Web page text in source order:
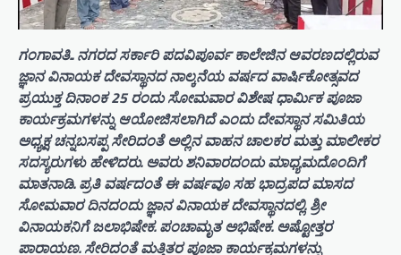
ಗಂಗಾವತಿ.. ನಗರದ ಸರ್ಕಾರಿ ಪದವಿಪೂರ್ವ ಕಾಲೇಜಿನ ಆವರಣದಲ್ಲಿರುವ
ಜ್ಞಾನ ವಿನಾಯಕ ದೇವಸ್ಥಾನದ ನಾಲ್ಕನೆಯ ವರ್ಷದ ವಾರ್ಷಿಕೋತ್ಸವದ
ಪ್ರಯುಕ್ತ ದಿನಾಂಕ 25 ರಂದು ಸೋಮವಾರ ವಿಶೇಷ ಧಾರ್ಮಿಕ ಪೂಜಾ
ಕಾರ್ಯಕ್ರಮಗಳನ್ನು ಆಯೋಜಿಸಲಾಗಿದೆ ಎಂದು ದೇವಸ್ಥಾನ ಸಮಿತಿಯ
ಅಧ್ಯಕ್ಷ ಚನ್ನಬಸಪ್ಪ ಸೇರಿದಂತೆ ಅಲ್ಲಿನ ವಾಹನ ಚಾಲಕರ ಮತ್ತು ಮಾಲೀಕರ
ಸದಸ್ಯರುಗಳು ಹೇಳಿದರು. ಅವರು ಶನಿವಾರದಂದು ಮಾಧ್ಯಮದೊಂದಿಗೆ
ಮಾತನಾಡಿ. ಪ್ರತಿ ವರ್ಷದಂತೆ ಈ ವರ್ಷವೂ ಸಹ ಭಾದ್ರಪದ ಮಾಸದ
ಸೋಮವಾರ ದಿನದಂದು ಜ್ಞಾನ ವಿನಾಯಕ ದೇವಸ್ಥಾನದಲ್ಲಿ. ಶ್ರೀ
ವಿನಾಯಕನಿಗೆ ಜಲಾಭಿಷೇಕ. ಪಂಚಾಮೃತ ಅಭಿಷೇಕ. ಅಷ್ಟೋತ್ತರ
ಪಾರಾಯಣ. ಸೇರಿದಂತೆ ಮತ್ತಿತರ ಪೂಜಾ ಕಾರ್ಯಕ್ರಮಗಳನ್ನು